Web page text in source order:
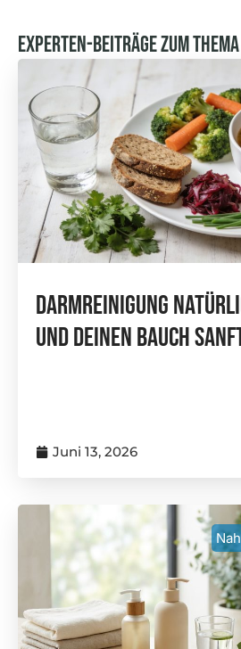
Experten-Beiträge Zum
Darmreinigung
Und Deinen Bauch
Juni 13, 2026